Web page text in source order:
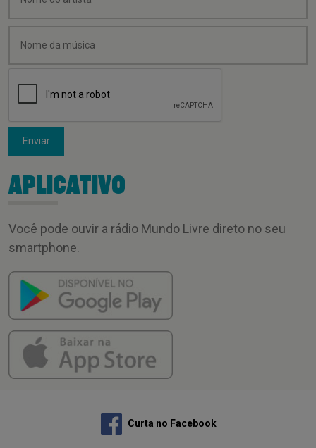
Enviar
APLICATIVO
Você pode ouvir a rádio Mundo Livre direto no seu
smartphone.
Curta no Facebook